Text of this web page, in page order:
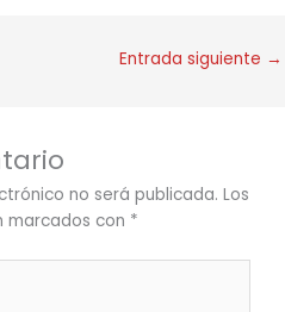
Entrada siguiente →
no será publicada. Los
marcados con *